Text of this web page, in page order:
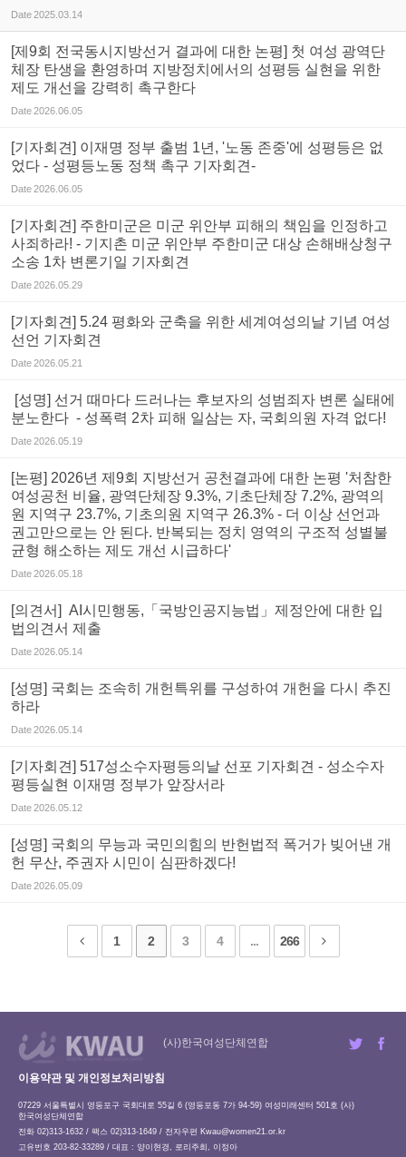
Date2025.03.14
[제9회 전국동시지방선거 결과에 대한 논평] 첫 여성 광역단
체장 탄생을 환영하며 지방정치에서의 성평등 실현을 위한
제도 개선을 강력히 촉구한다
Date2026.06.05
[기자회견] 이재명 정부 출범 1년, '노동 존중'에 성평등은 없
었다 - 성평등노동 정책 촉구 기자회견-
Date2026.06.05
[기자회견] 주한미군은 미군 위안부 피해의 책임을 인정하고
사죄하라! - 기지촌 미군 위안부 주한미군 대상 손해배상청구
소송 1차 변론기일 기자회견
Date2026.05.29
[기자회견] 5.24 평화와 군축을 위한 세계여성의날 기념 여성
선언 기자회견
Date2026.05.21
[성명] 선거 때마다 드러나는 후보자의 성범죄자 변론 실태에
분노한다 - 성폭력 2차 피해 일삼는 자, 국회의원 자격 없다!
Date2026.05.19
[논평] 2026년 제9회 지방선거 공천결과에 대한 논평 '처참한
여성공천 비율, 광역단체장 9.3%, 기초단체장 7.2%, 광역의
원 지역구 23.7%, 기초의원 지역구 26.3% - 더 이상 선언과
권고만으로는 안 된다. 반복되는 정치 영역의 구조적 성별불
균형 해소하는 제도 개선 시급하다'
Date2026.05.18
[의견서] AI시민행동,「국방인공지능법」제정안에 대한 입
법의견서 제출
Date2026.05.14
[성명] 국회는 조속히 개헌특위를 구성하여 개헌을 다시 추진
하라
Date2026.05.14
[기자회견] 517성소수자평등의날 선포 기자회견 - 성소수자
평등실현 이재명 정부가 앞장서라
Date2026.05.12
[성명] 국회의 무능과 국민의힘의 반헌법적 폭거가 빚어낸 개
헌 무산, 주권자 시민이 심판하겠다!
Date2026.05.09
1 2 3 4 ... 266
(사)한국여성단체연합
이용약관 및 개인정보처리방침
07229 서울특별시 영등포구 국회대로 55길 6 (영등포동 7가 94-59) 여성미래센터 501호 (사)
한국여성단체연합
전화 02)313-1632 / 팩스 02)313-1649 / 전자우편 Kwau@women21.or.kr
고유번호 203-82-33289 / 대표 : 양이현경, 로리주희, 이정아